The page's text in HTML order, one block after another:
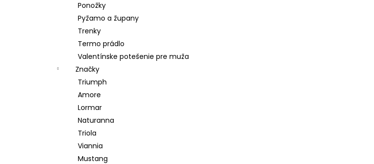
Ponožky
Pyžamo a župany
Trenky
Termo prádlo
Valentínske potešenie pre muža
Značky
Triumph
Amore
Lormar
Naturanna
Triola
Viannia
Mustang